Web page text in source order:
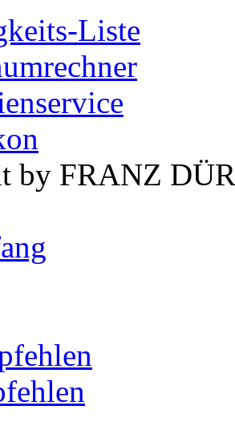
Liste
by FRANZ